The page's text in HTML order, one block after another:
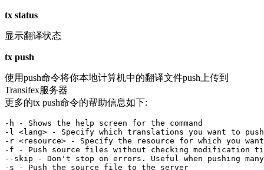
tx status
显示翻译状态
tx push
使用push命令将你本地计算机中的翻译文件push上传到
Transifex服务器
更多的tx push命令的帮助信息如下:
-h - Shows the help screen for the command
-l <lang> - Specify which translations you want to
-r <resource> - Specify the resource for which you
-f - Push source files without checking modification
--skip - Don't stop on errors. Useful when pushing
-s - Push the source file to the server